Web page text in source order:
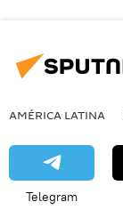
AMÉRICA LATINA
Telegram